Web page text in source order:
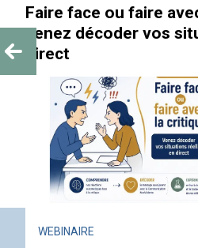
en
« Au-delà des
ACTUALITÉ